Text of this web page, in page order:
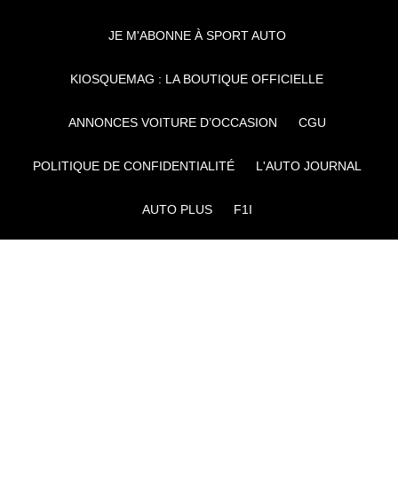
JE M'ABONNE À SPORT AUTO
KIOSQUEMAG : LA BOUTIQUE OFFICIELLE
ANNONCES VOITURE D’OCCASION CGU
POLITIQUE DE CONFIDENTIALITÉ L'AUTO JOURNAL
AUTO PLUS F1I